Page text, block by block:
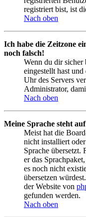
registriert bist, ist
Nach oben
Ich habe die Zeitzone
noch falsch!
Wenn du dir sicher
eingestellt hast
Uhr des Servers
Administrator,
Nach oben
Meine Sprache steht
Meist hat die
nicht installiert
Sprache
er das
es noch nicht
übersetzen
der Website von
gefunden werden.
Nach oben